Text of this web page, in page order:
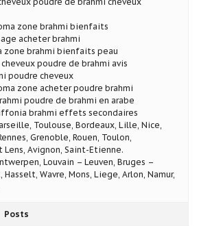
zone brahmi bienfaits
acheter brahmi
zone brahmi bienfaits peau
poudre de brahmi avis
poudre cheveux
zone acheter poudre brahmi
poudre de brahmi en arabe
brahmi effets secondaires
Toulouse, Bordeaux, Lille, Nice,
Grenoble, Rouen, Toulon,
Avignon, Saint-Etienne.
Louvain – Leuven, Bruges –
Wavre, Mons, Liege, Arlon, Namur,
Posts